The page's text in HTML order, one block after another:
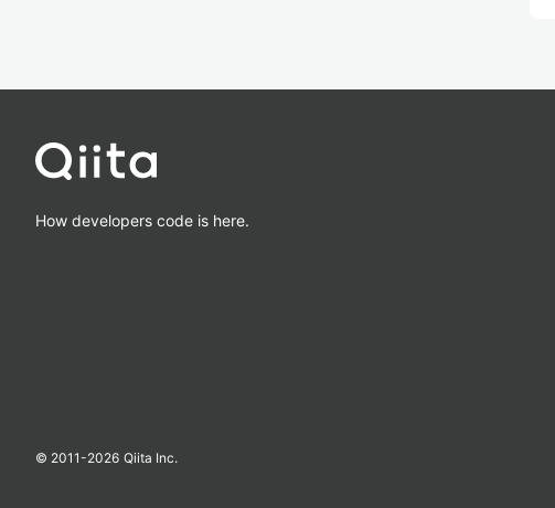
How developers code is here.
© 2011-2026 Qiita Inc.